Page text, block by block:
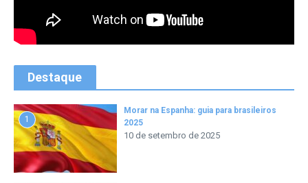
Destaque
1
Morar na Espanha: guia para brasileiros
2025
10 de setembro de 2025